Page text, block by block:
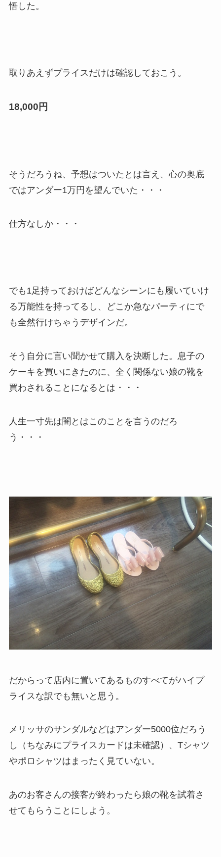
悟した。
取りあえずプライスだけは確認しておこう。
18,000円
そうだろうね、予想はついたとは言え、心の奥底
ではアンダー1万円を望んでいた・・・
仕方なしか・・・
でも1足持っておけばどんなシーンにも履いていけ
る万能性を持ってるし、どこか急なパーティにで
も全然行けちゃうデザインだ。
そう自分に言い聞かせて購入を決断した。息子の
ケーキを買いにきたのに、全く関係ない娘の靴を
買わされることになるとは・・・
人生一寸先は闇とはこのことを言うのだろ
う・・・
だからって店内に置いてあるものすべてがハイプ
ライスな訳でも無いと思う。
メリッサのサンダルなどはアンダー5000位だろう
し（ちなみにプライスカードは未確認）、Tシャツ
やポロシャツはまったく見ていない。
あのお客さんの接客が終わったら娘の靴を試着さ
せてもらうことにしよう。